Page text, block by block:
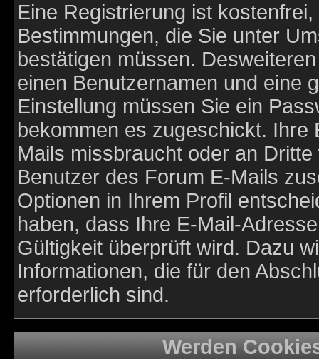
Eine Registrierung ist
Bestimmungen, die Sie unter
bestätigen müssen.
einen Benutzernamen und eine
Einstellung müssen Sie ein
bekommen es zugeschickt.
Mails missbraucht oder an
Benutzer des Forum E-Mails
Optionen in Ihrem Profil
haben, dass Ihre E-Mail-
Gültigkeit überprüft wird. Dazu
Informationen, die für den
erforderlich sind.
Werden